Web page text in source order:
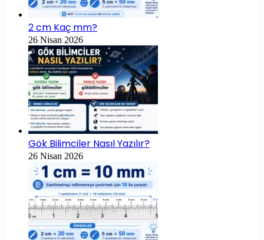
2 cm Kaç mm?
26 Nisan 2026
Gök Bilimciler Nasıl Yazılır?
26 Nisan 2026